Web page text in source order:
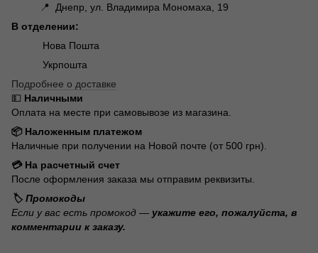
📍 Днепр, ул. Владимира Мономаха, 19
В отделении:
Нова Пошта
Укрпошта
Подробнее о доставке
💵 Наличными
Оплата на месте при самовывозе из магазина.
📦 Наложенным платежом
Наличные при получении на Новой почте (от 500 грн).
💳 На расчетный счет
После оформления заказа мы отправим реквизиты.
🏷️ Промокоды
Если у вас есть промокод — укажите его, пожалуйста, в
комментарии к заказу.